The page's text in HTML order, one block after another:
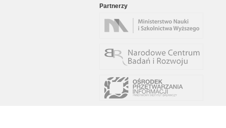
Partnerzy